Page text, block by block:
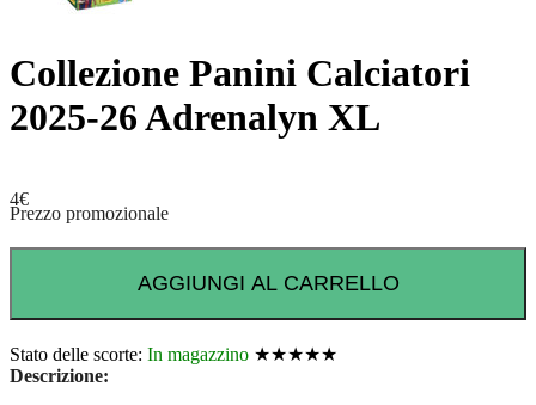
Collezione Panini Calciatori
2025-26 Adrenalyn XL
4€
Prezzo promozionale
AGGIUNGI AL CARRELLO
Stato delle scorte: In magazzino ★★★★★
Descrizione: